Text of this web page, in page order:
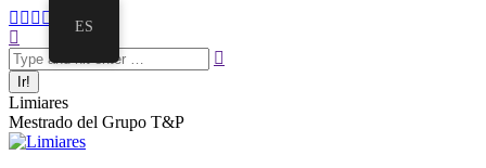
Saltar
al
contenido
Facebook
opens
in
new
window
Twitter
opens
in
new
window
Mail
opens
in
window
Instagram
page
in
window
Linkedin
page
in
window
Buscar:
Limiares
Mestrado del Grupo T&P
ES